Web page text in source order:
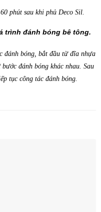
phút sau khi phủ Deco Sil.
trình đánh bóng bê tông.
đánh bóng, bắt đầu từ đĩa nhựa
đánh bóng khác nhau. Sau
tục công tác đánh bóng.